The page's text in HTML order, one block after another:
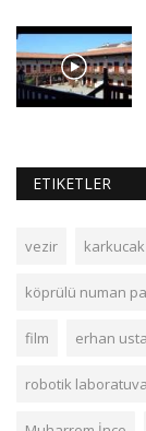
ETIKETLER
vezir
köprülü numan
film erhan usta
robotik